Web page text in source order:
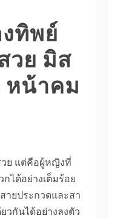
ทิพย์
วย มิส
หน้าคม
ย แต่คือผู้หญิงที่
ได้อย่างเต็มร้อย
ายประกวดและสา
วกันได้อย่างลงตัว